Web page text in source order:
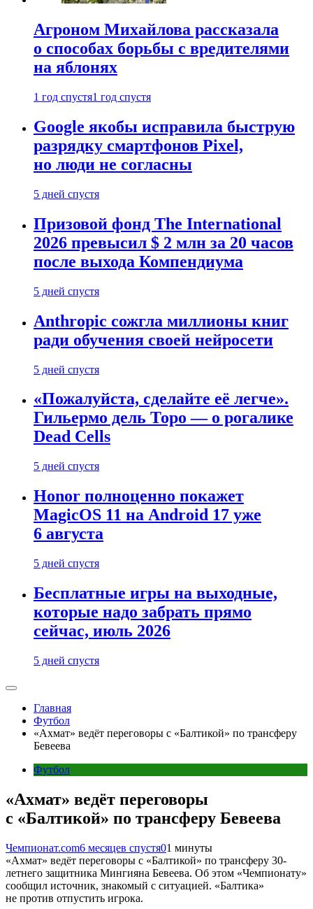
Агроном Михайлова рассказала
о способах борьбы с вредителями
на яблонях
1 год спустя1 год спустя
Google якобы исправила быструю
разрядку смартфонов Pixel,
но люди не согласны
5 дней спустя
Призовой фонд The International
2026 превысил $ 2 млн за 20 часов
после выхода Компендиума
5 дней спустя
Anthropic сожгла миллионы книг
ради обучения своей нейросети
5 дней спустя
«Пожалуйста, сделайте её легче».
Гильермо дель Торо — о рогалике
Dead Cells
5 дней спустя
Honor полноценно покажет
MagicOS 11 на Android 17 уже
6 августа
5 дней спустя
Бесплатные игры на выходные,
которые надо забрать прямо
сейчас, июль 2026
5 дней спустя
Главная
Футбол
«Ахмат» ведёт переговоры с «Балтикой» по трансферу
Бевеева
Футбол
«Ахмат» ведёт переговоры
с «Балтикой» по трансферу Бевеева
Чемпионат.com6 месяцев спустя01 минуты
«Ахмат» ведёт переговоры с «Балтикой» по трансферу 30-
летнего защитника Мингияна Бевеева. Об этом «Чемпионату»
сообщил источник, знакомый с ситуацией. «Балтика»
не против отпустить игрока.